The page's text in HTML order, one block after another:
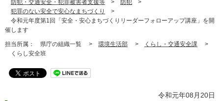
防犯・交通安全・犯罪被害者支援等 > 防犯 >
犯罪のない安全で安心なまちづくり
>
令和元年度第1回「安全・安心まちづくりリーダーフォローアップ講座」を開
催します
担当所属： 県庁の組織一覧 > 環境生活部 > くらし・交通安全課 >
くらし安全班
令和元年08月20日